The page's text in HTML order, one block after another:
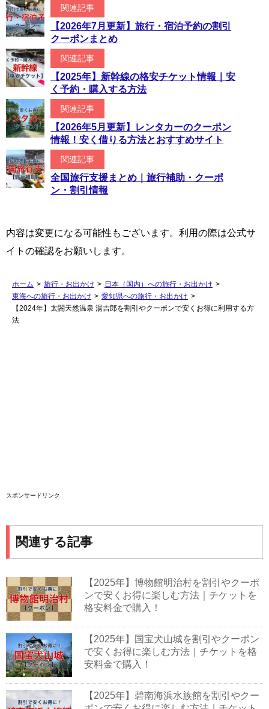
関連記事
【2026年7月更新】旅行・宿泊予約の割引
クーポンまとめ
関連記事
【2025年】新幹線の格安チケット情報｜安
く予約・購入する方法
関連記事
【2026年5月更新】レンタカーのクーポン
情報！安く借りる方法とおすすめサイト
関連記事
全国旅行支援まとめ｜旅行補助・クーポ
ン・割引情報
内容は変更になる可能性もございます。利用の際は公式サ
イトの確認をお願いします。
ホーム > 旅行・お出かけ > 日本（国内）への旅行・お出かけ >
東海への旅行・お出かけ > 愛知県への旅行・お出かけ >
【2024年】太閤天然温泉 湯吉郎を割引やクーポンで安くお得に利用する方
法
スポンサードリンク
関連する記事
【2025年】博物館明治村を割引やクーポ
ンで安くお得に楽しむ方法｜チケットを
格安料金で購入！
【2025年】国宝犬山城を割引やクーポン
で安くお得に楽しむ方法｜チケットを格
安料金で購入！
【2025年】碧南海浜水族館を割引やクー